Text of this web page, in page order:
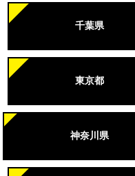
千葉県
東京都
神奈川県